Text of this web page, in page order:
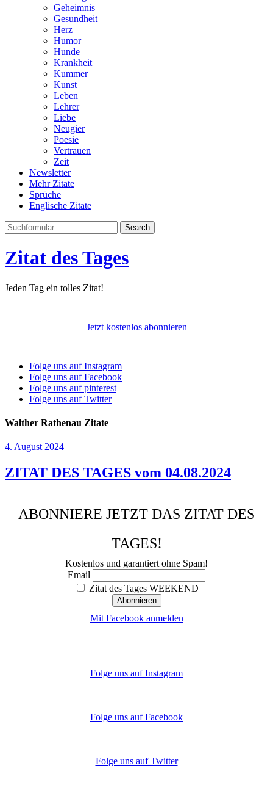
Geheimnis
Gesundheit
Herz
Humor
Hunde
Krankheit
Kummer
Kunst
Leben
Lehrer
Liebe
Neugier
Poesie
Vertrauen
Zeit
Newsletter
Mehr Zitate
Sprüche
Englische Zitate
Search
Zitat des Tages
Jeden Tag ein tolles Zitat!
Jetzt kostenlos abonnieren
Folge uns auf Instagram
Folge uns auf Facebook
Folge uns auf pinterest
Folge uns auf Twitter
Walther Rathenau Zitate
4. August 2024
ZITAT DES TAGES vom 04.08.2024
ABONNIERE JETZT DAS ZITAT DES
TAGES!
Kostenlos und garantiert ohne Spam!
Email
Zitat des Tages WEEKEND
Mit Facebook anmelden
Folge uns auf Instagram
Folge uns auf Facebook
Folge uns auf Twitter